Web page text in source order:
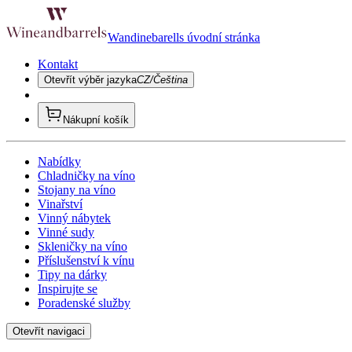
Wandinebarells úvodní stránka
Kontakt
Otevřít výběr jazykaCZ/Čeština
Nákupní košík
Nabídky
Chladničky na víno
Stojany na víno
Vinařství
Vinný nábytek
Vinné sudy
Skleničky na víno
Příslušenství k vínu
Tipy na dárky
Inspirujte se
Poradenské služby
Otevřít navigaci